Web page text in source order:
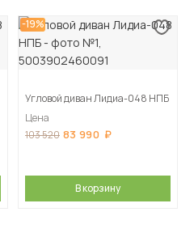
-19%
Угловой диван Лидиа-048 НПБ
Цена
103 520 83 990
В корзину